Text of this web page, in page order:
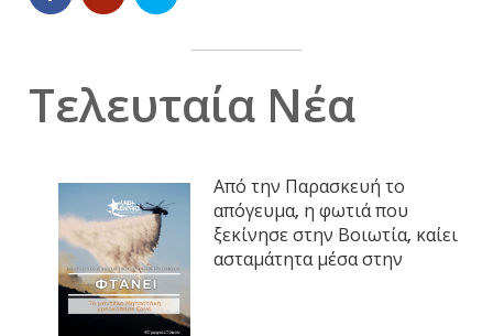
Τελευταία Νέα
Από την Παρασκευή το
απόγευμα, η φωτιά που
ξεκίνησε στην Βοιωτία, καίει
ασταμάτητα μέσα στην